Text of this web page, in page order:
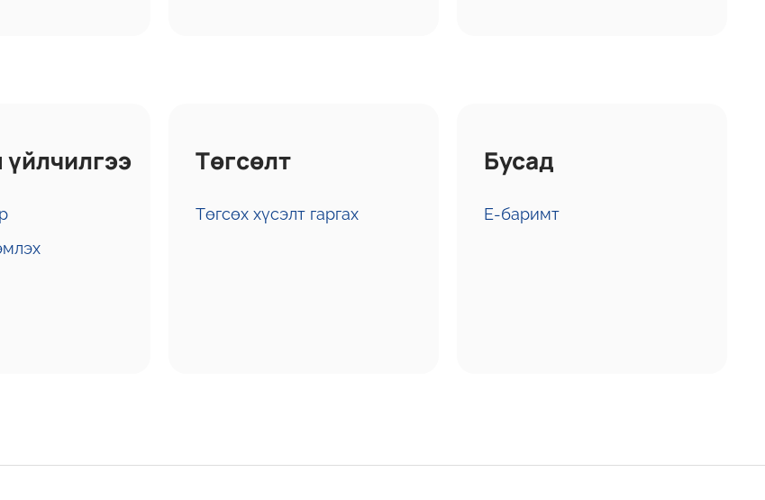
Төгсөлт
Төгсөх хүсэлт гаргах
Бусад
E-баримт